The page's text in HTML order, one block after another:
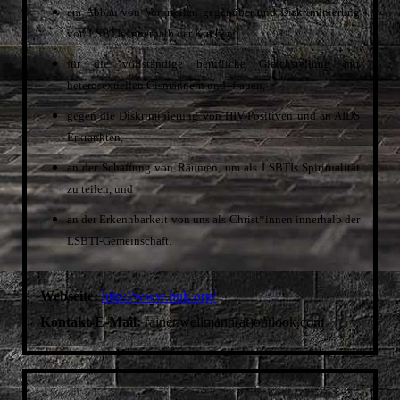
WIRTSCHAFTSWEIBER
FRIEDA
LESBISCH-SCHWULE GESCHICHTSWERKSTATT
MONNEM PRIDE
am Abbau von Vorurteilen gegenüber und Diskriminierung
von LSBTIs innerhalb der Kirchen,
für die vollständige berufliche Gleichstellung mit
heterosexuellen Cismännern und -frauen,
gegen die Diskriminierung von HIV-Positiven und an AIDS
Erkrankten,
an der Schaffung von Räumen, um als LSBTIs Spiritualität
zu teilen, und
an der Erkennbarkeit von uns als Christ*innen innerhalb der
LSBTI-Gemeinschaft.
Webseite: http://www.huk.org/
Kontakt-E-Mail:rainer.wellmann(at)outlook.com